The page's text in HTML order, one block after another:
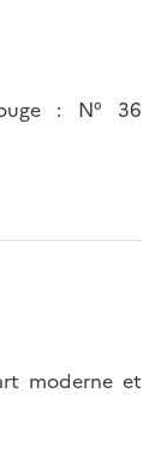
: N° 36
moderne et